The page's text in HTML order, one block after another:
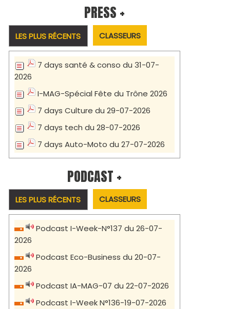
PRESS +
LES PLUS RÉCENTS CLASSEURS
7 days santé & conso du 31-07-
2026
I-MAG-Spécial Fête du Trône 2026
7 days Culture du 29-07-2026
7 days tech du 28-07-2026
7 days Auto-Moto du 27-07-2026
PODCAST +
LES PLUS RÉCENTS CLASSEURS
Podcast I-Week-N°137 du 26-07-
2026
Podcast Eco-Business du 20-07-
2026
Podcast IA-MAG-07 du 22-07-2026
Podcast I-Week N°136-19-07-2026